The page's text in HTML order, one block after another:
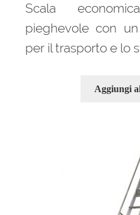
Scala
pieghevole con
per il trasporto e lo
Aggiungi